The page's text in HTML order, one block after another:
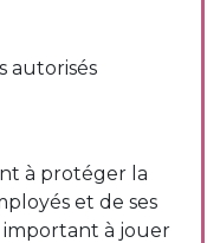
autorisés
à protéger la
et de ses
important à jouer